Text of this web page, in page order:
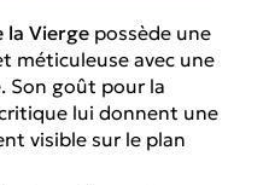
la Vierge possède une
méticuleuse avec une
Son goût pour la
lui donnent une
visible sur le plan